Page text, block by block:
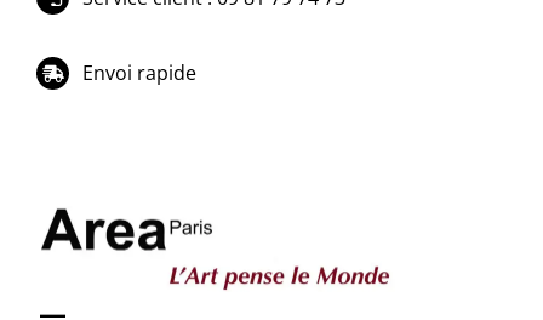
Envoi rapide